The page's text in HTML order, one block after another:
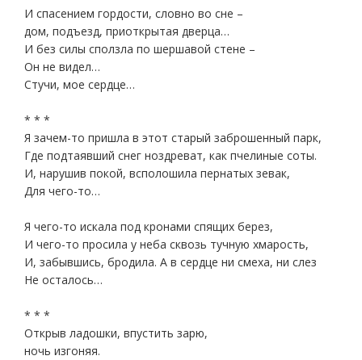
И спасением гордости, словно во сне –
дом, подъезд, приоткрытая дверца…
И без силы сползла по шершавой стене –
Он не видел…
Стучи, мое сердце…
* * *
Я зачем-то пришла в этот старый заброшенный парк,
Где подтаявший снег ноздреват, как пчелиные соты.
И, нарушив покой, всполошила пернатых зевак,
Для чего-то…
Я чего-то искала под кронами спящих берез,
И чего-то просила у неба сквозь тучную хмарость,
И, забывшись, бродила. А в сердце ни смеха, ни слез
Не осталось…
* * *
Открыв ладошки, впустить зарю,
ночь изгоняя.